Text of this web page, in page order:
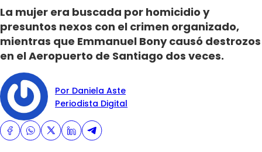
La mujer era buscada por homicidio y
presuntos nexos con el crimen organizado,
mientras que Emmanuel Bony causó destrozos
en el Aeropuerto de Santiago dos veces.
Por Daniela Aste
Periodista Digital